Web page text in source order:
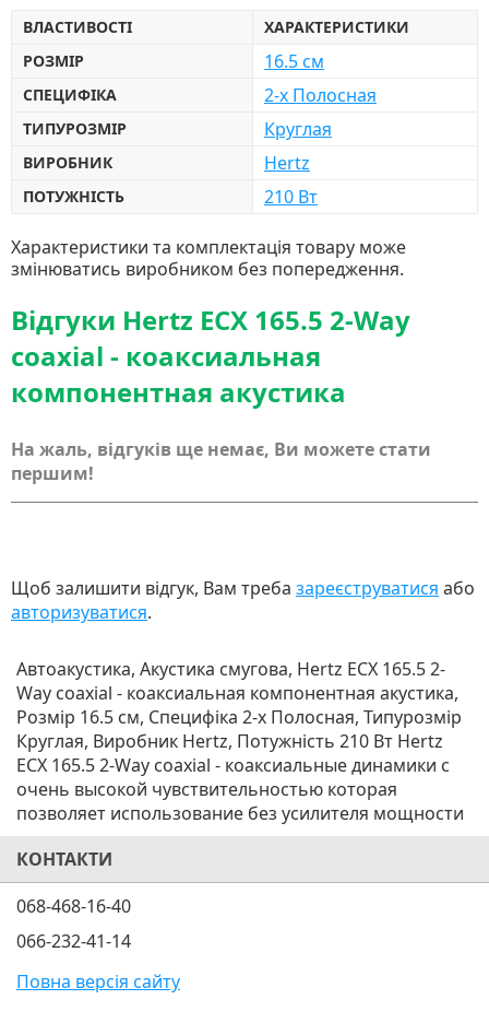
ВЛАСТИВОСТІ
ХАРАКТЕРИСТИКИ
РОЗМІР
16.5 см
СПЕЦИФІКА 2-х Полосная
ТИПУРОЗМІР Круглая
ВИРОБНИК Hertz
ПОТУЖНІСТЬ 210 Вт
Характеристики та комплектація товару може
змінюватись виробником без попередження.
Відгуки Hertz ECX 165.5 2-Way
coaxial - коаксиальная
компонентная акустика
На жаль, відгуків ще немає, Ви можете стати
першим!
Щоб залишити відгук, Вам треба зареєструватися або
авторизуватися.
Автоакустика, Акустика смугова, Hertz ECX 165.5 2-
Way coaxial - коаксиальная компонентная акустика,
Розмір 16.5 см, Специфіка 2-х Полосная, Типурозмір
Круглая, Виробник Hertz, Потужність 210 Вт Hertz
ECX 165.5 2-Way coaxial - коаксиальные динамики с
очень высокой чувствительностью которая
позволяет использование без усилителя мощности
КОНТАКТИ
068-468-16-40
066-232-41-14
Повна версія сайту